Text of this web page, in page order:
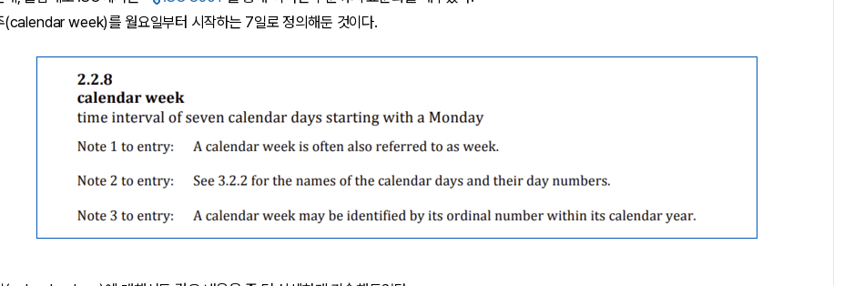
주(calendar week)를 월요일부터 시작하는 7일로 정의해둔 것이다.